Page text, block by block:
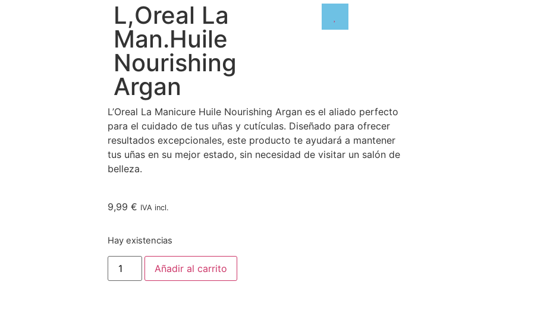
L,Oreal La
Man.Huile
Nourishing
Argan
L’Oreal La Manicure Huile Nourishing Argan es el aliado perfecto
para el cuidado de tus uñas y cutículas. Diseñado para ofrecer
resultados excepcionales, este producto te ayudará a mantener
tus uñas en su mejor estado, sin necesidad de visitar un salón de
belleza.
9,99 € IVA incl.
Hay existencias
Añadir al carrito